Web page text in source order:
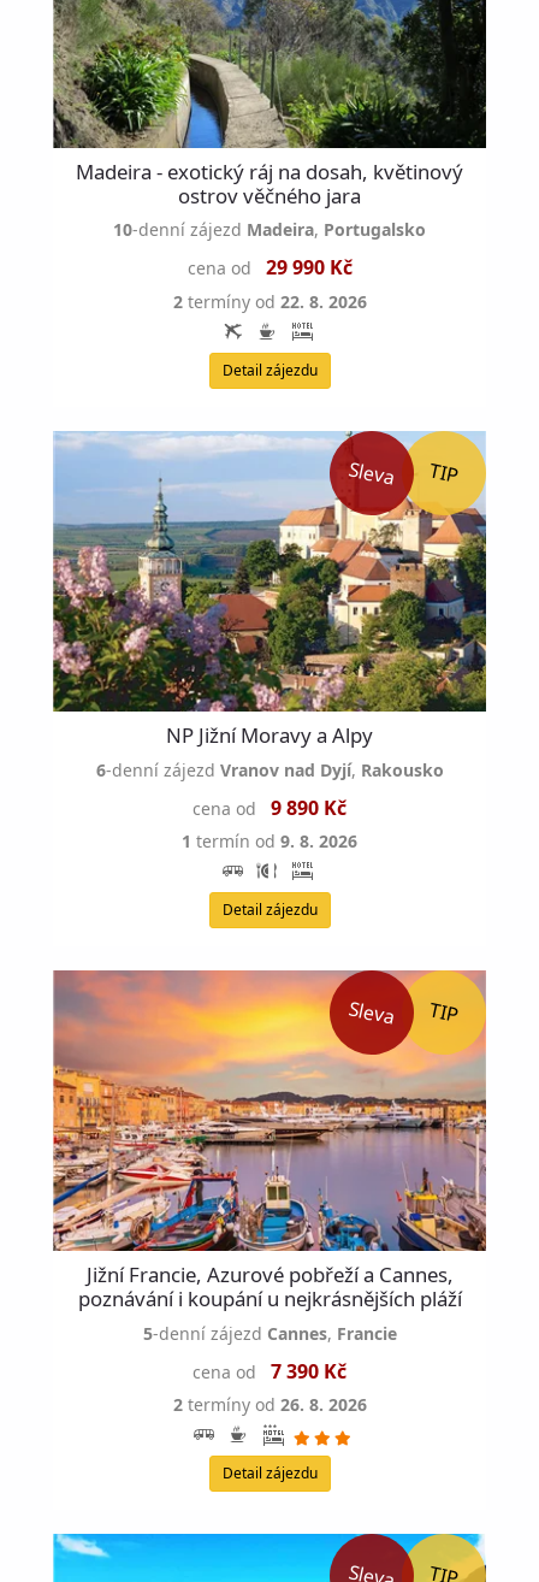
Madeira - exotický ráj na dosah, květinový
ostrov věčného jara
10-denní zájezd Madeira, Portugalsko
cena od
29 990 Kč
2termíny od 22. 8. 2026
Detail zájezdu
NP Jižní Moravy a Alpy
6-denní zájezd Vranov nad Dyjí, Rakousko
cena od
9 890 Kč
1 termín od 9. 8. 2026
Detail zájezdu
Jižní Francie, Azurové pobřeží a Cannes,
poznávání i koupání u nejkrásnějších pláží
5-denní zájezd Cannes, Francie
cena od
7 390 Kč
2termíny od 26. 8. 2026
Detail zájezdu